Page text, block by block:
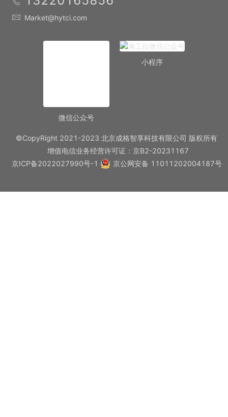
Market@hytci.com
微信公众号
小程序
©CopyRight 2021-2023 北京成格智享科技有限公司 版权所有
增值电信业务经营许可证：京B2-20231167
京ICP备2022027990号-1
京公网安备 11011202004187号